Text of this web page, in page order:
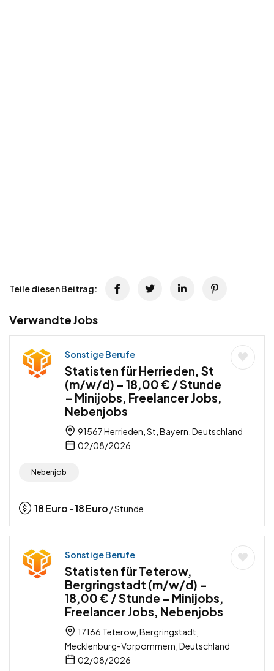
Teile diesen Beitrag:
Verwandte Jobs
Sonstige Berufe
Statisten für Herrieden, St
(m/w/d) – 18,00 € / Stunde
– Minijobs, Freelancer Jobs,
Nebenjobs
91567 Herrieden, St, Bayern, Deutschland
02/08/2026
Nebenjob
18Euro -18Euro / Stunde
Sonstige Berufe
Statisten für Teterow,
Bergringstadt (m/w/d) –
18,00 € / Stunde – Minijobs,
Freelancer Jobs, Nebenjobs
17166 Teterow, Bergringstadt,
Mecklenburg-Vorpommern, Deutschland
02/08/2026